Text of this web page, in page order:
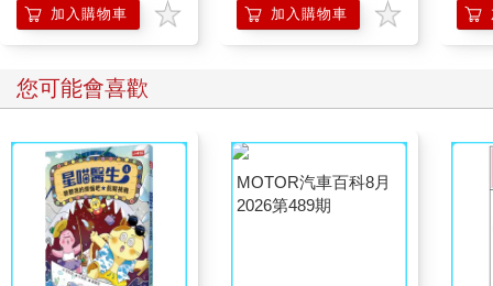
的安心行動指南
加入購物車 加入購物車
您可能會喜歡